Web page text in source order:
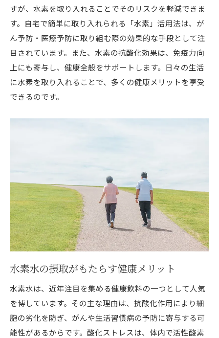
水素水を選ぶ際の注意ポイント
日常生活での水素利用のメリット
水素療法における安全性の確保
水素を取り入れる際の健康管理のコツ
水素を使ったがん予防の科学的根拠と実践ガイ
ド
水素のがん予防効果を示す研究結果
医療現場での水素の活用事例
水素を用いた健康予防の実際
水素で健康を守る！自宅で簡単にできるケア方
法
水素を活用した健康維持の基本法
家庭で簡単にできる水素水の活用法
健康管理における水素の重要性
水素を使った日々の健康習慣
すが、水素を取り入れることでそのリスクを軽減できま
す。自宅で簡単に取り入れられる「水素」活用法は、が
ん予防・医療予防に取り組む際の効果的な手段として注
目されています。また、水素の抗酸化効果は、免疫力向
上にも寄与し、健康全般をサポートします。日々の生活
に水素を取り入れることで、多くの健康メリットを享受
できるのです。
水素水の摂取がもたらす健康メリット
水素水は、近年注目を集める健康飲料の一つとして人気
を博しています。その主な理由は、抗酸化作用により細
胞の劣化を防ぎ、がんや生活習慣病の予防に寄与する可
能性があるからです。酸化ストレスは、体内で活性酸素